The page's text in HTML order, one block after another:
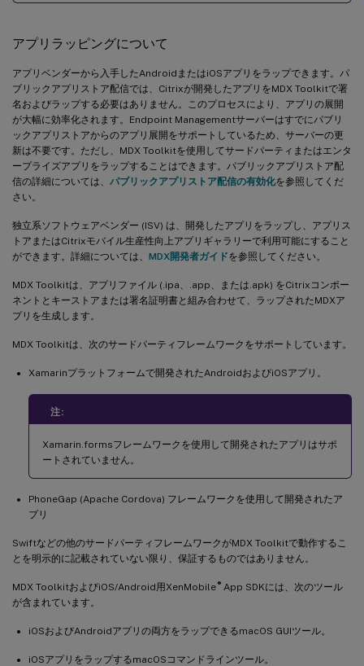
アプリラッピングについて
アプリベンダーから入手したAndroidまたはiOSアプリをラップできます。パ
ブリックアプリストア配信では、Citrixが開発したアプリをMDX Toolkitで署
名およびラップする必要はありません。このプロセスにより、アプリの展開
が大幅に効率化されます。Endpoint Managementサーバーはすでにパブリ
ックアプリストアからのアプリ展開をサポートしているため、サーバーの更
新は不要です。ただし、MDX Toolkitを使用してサードパーティまたはエンタ
ープライズアプリをラップすることはできます。パブリックアプリストア配
信の詳細については、 パブリックアプリストア配信の有効化を参照してくだ
さい。
独立系ソフトウェアベンダー (ISV) は、開発したアプリをラップし、アプリス
トアまたはCitrixモバイル生産性向上アプリギャラリーで利用可能にすること
ができます。詳細については、 MDX開発者ガイドを参照してください。
MDX Toolkitは、アプリファイル (.ipa、.app、または.apk) をCitrixコンポー
ネントとキーストアまたは署名証明書と組み合わせて、ラップされたMDXア
プリを生成します。
MDX Toolkitは、次のサードパーティフレームワークをサポートしています。
Xamarinプラットフォームで開発されたAndroidおよびiOSアプリ。
注:
Xamarin.formsフレームワークを使用して開発されたアプリはサポ
ートされていません。
PhoneGap (Apache Cordova) フレームワークを使用して開発されたア
プリ
Swiftなどの他のサードパーティフレームワークがMDX Toolkitで動作するこ
とを明示的に記載されていない限り、保証するものではありません。
MDX ToolkitおよびiOS/Android用XenMobile ®App SDKには、次のツール
が含まれています。
iOSおよびAndroidアプリの両方をラップできるmacOS GUIツール。
iOSアプリをラップするmacOSコマンドラインツール。